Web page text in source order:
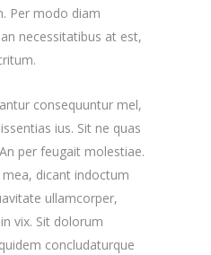
Per modo diam
necessitatibus at est,
consequuntur mel,
ius. Sit ne quas
per feugait molestiae.
dicant indoctum
ullamcorper,
vix. Sit dolorum
concludaturque